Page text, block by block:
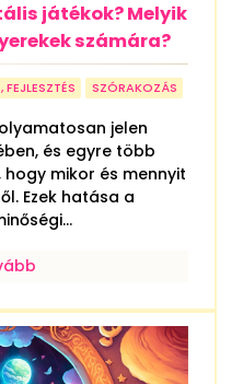
játékok? Melyik
számára?
FEJLESZTÉS SZÓRAKOZÁS
jelen
és egyre több
mikor és mennyit
Ezek hatása a